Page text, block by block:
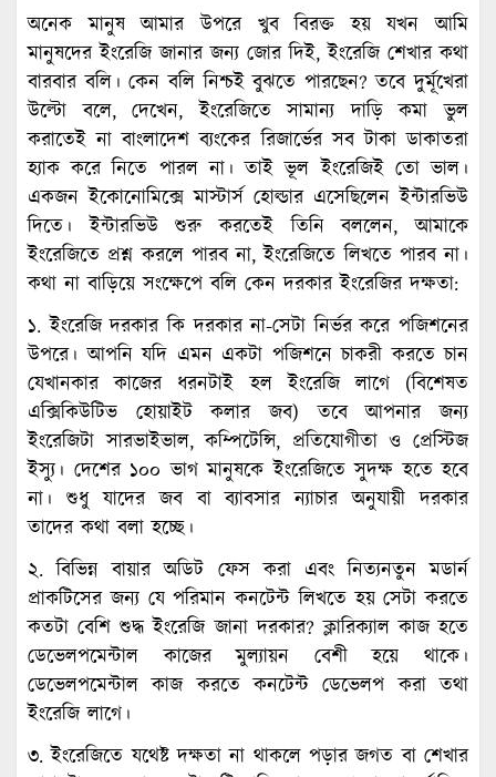
অনেক মানুষ আমার উপরে খুব বিরক্ত হয় যখন আমি
মানুষদের ইংরেজি জানার জন্য জোর দিই, ইংরেজি শেখার কথা
বারবার বলি। কেন বলি নিশ্চই বুঝতে পারছেন? তবে দুর্মূখেরা
উল্টো বলে, দেখেন, ইংরেজিতে সামান্য দাড়ি কমা ভুল
করাতেই না বাংলাদেশ ব্যংকের রিজার্ভের সব টাকা ডাকাতরা
হ্যাক করে নিতে পারল না। তাই ভূল ইংরেজিই তো ভাল।
একজন ইকোনোমিক্সে মাস্টার্স হোল্ডার এসেছিলেন ইন্টারভিউ
দিতে। ইন্টারভিউ শুরু করতেই তিনি বললেন, আমাকে
ইংরেজিতে প্রশ্ন করলে পারব না, ইংরেজিতে লিখতে পারব না।
কথা না বাড়িয়ে সংক্ষেপে বলি কেন দরকার ইংরেজির দক্ষতা:
১. ইংরেজি দরকার কি দরকার না-সেটা নির্ভর করে পজিশনের
উপরে। আপনি যদি এমন একটা পজিশনে চাকরী করতে চান
যেখানকার কাজের ধরনটাই হল ইংরেজি লাগে (বিশেষত
এক্সিকিউটিভ হোয়াইট কলার জব) তবে আপনার জন্য
ইংরেজিটা সারভাইভাল, কম্পিটেন্সি, প্রতিযোগীতা ও প্রেস্টিজ
ইস্যু। দেশের ১০০ ভাগ মানুষকে ইংরেজিতে সুদক্ষ হতে হবে
না। শুধু যাদের জব বা ব্যাবসার ন্যাচার অনুযায়ী দরকার
তাদের কথা বলা হচ্ছে।
২. বিভিন্ন বায়ার অডিট ফেস করা এবং নিত্যনতুন মডার্ন
প্রাকটিসের জন্য যে পরিমান কনটেন্ট লিখতে হয় সেটা করতে
কতটা বেশি শুদ্ধ ইংরেজি জানা দরকার? ক্লারিক্যাল কাজ হতে
ডেভেলপমেন্টাল কাজের মুল্যায়ন বেশী হয়ে থাকে।
ডেভেলপমেন্টাল কাজ করতে কনটেন্ট ডেভেলপ করা তথা
ইংরেজি লাগে।
৩. ইংরেজিতে যথেষ্ট দক্ষতা না থাকলে পড়ার জগত বা শেখার